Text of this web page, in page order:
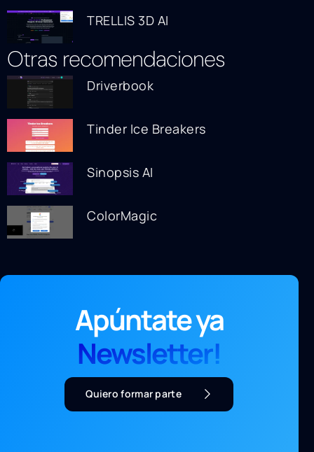
TRELLIS 3D AI
Otras recomendaciones
Driverbook
Tinder Ice Breakers
Sinopsis AI
ColorMagic
Apúntate ya
Newsletter!
Quiero formar parte